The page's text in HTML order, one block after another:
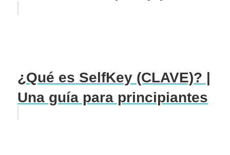
¿Qué es SelfKey (CLAVE)? |
Una guía para principiantes